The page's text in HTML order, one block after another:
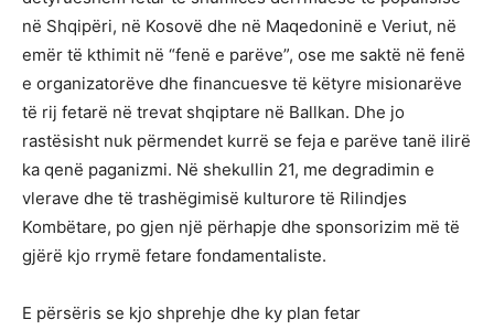
në Shqipëri, në Kosovë dhe në Maqedoninë e Veriut, në
emër të kthimit në “fenë e parëve”, ose me saktë në fenë
e organizatorëve dhe financuesve të këtyre misionarëve
të rij fetarë në trevat shqiptare në Ballkan. Dhe jo
rastësisht nuk përmendet kurrë se feja e parëve tanë ilirë
ka qenë paganizmi. Në shekullin 21, me degradimin e
vlerave dhe të trashëgimisë kulturore të Rilindjes
Kombëtare, po gjen një përhapje dhe sponsorizim më të
gjërë kjo rrymë fetare fondamentaliste.
E përsëris se kjo shprehje dhe ky plan fetar